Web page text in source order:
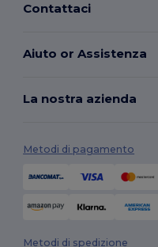
Contattaci
Aiuto or Assistenza
La nostra azienda
Metodi di pagamento
Metodi di spedizione